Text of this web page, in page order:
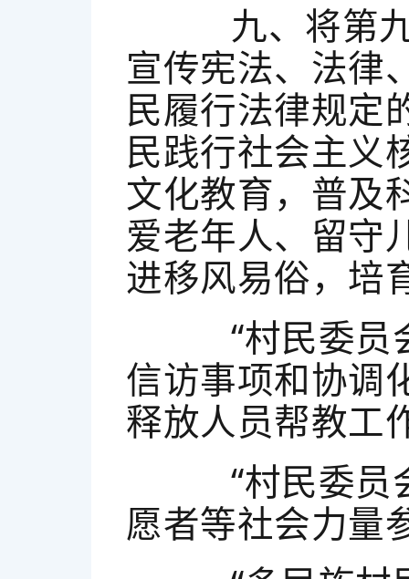
九、将第九
宣传宪法、法律
民履行法律规定
民践行社会主义
文化教育，普及
爱老年人、留守
进移风易俗，培
“村民委员
信访事项和协调
释放人员帮教工
“村民委员
愿者等社会力量